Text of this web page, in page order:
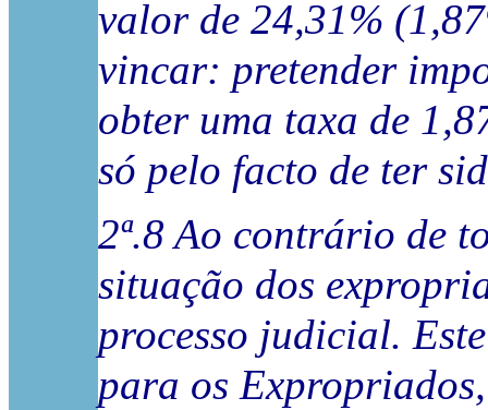
valor de 24,31%
vincar: pretender
obter uma taxa de
só pelo facto de ter
2ª.8 Ao contrário de
situação dos
processo judicial.
para os